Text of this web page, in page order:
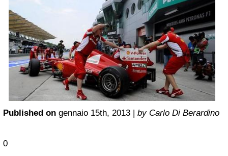
Published on gennaio 15th, 2013 | by Carlo Di Berardino
0